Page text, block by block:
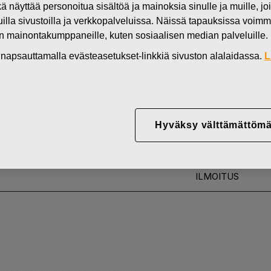
Uutiset
OMISTUKSESSA
ILMOITUS
näyttää personoitua sisältöä ja mainoksia sinulle ja muille,
sivustoilla ja verkkopalveluissa. Näissä tapauksissa
mainontakumppaneille, kuten sosiaalisen median palveluille.
evästeasetukset-linkkiä sivuston alalaidassa.
Hyväksy